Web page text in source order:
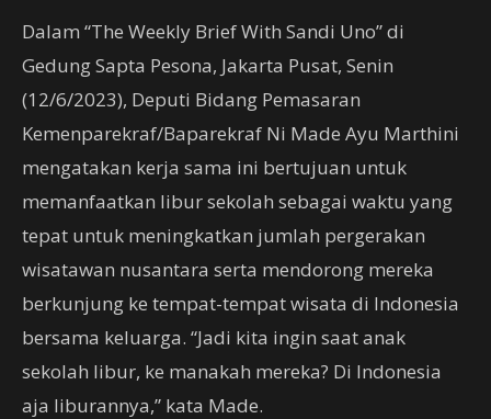
Dalam “The Weekly Brief With Sandi Uno” di
Gedung Sapta Pesona, Jakarta Pusat, Senin
(12/6/2023), Deputi Bidang Pemasaran
Kemenparekraf/Baparekraf Ni Made Ayu Marthini
mengatakan kerja sama ini bertujuan untuk
memanfaatkan libur sekolah sebagai waktu yang
tepat untuk meningkatkan jumlah pergerakan
wisatawan nusantara serta mendorong mereka
berkunjung ke tempat-tempat wisata di Indonesia
bersama keluarga. “Jadi kita ingin saat anak
sekolah libur, ke manakah mereka? Di Indonesia
aja liburannya,” kata Made.